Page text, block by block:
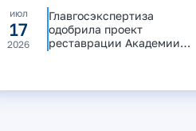
июл
17
2026
Главгосэкспертиза
одобрила проект
реставрации Академии